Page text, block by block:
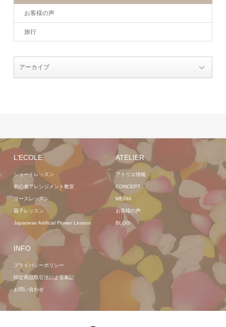
お客様の声
旅行
L’ECOLE
ショートレッスン
初心者アレンジメント教室
コースレッスン
親子レッスン
Japanese Artificial Flower Lesson
ATELIER
アトリエ情報
CONCEPT
MEDIA
お客様の声
BLOG
INFO
プライバシーポリシー
特定商品取引法による表記
お問い合わせ